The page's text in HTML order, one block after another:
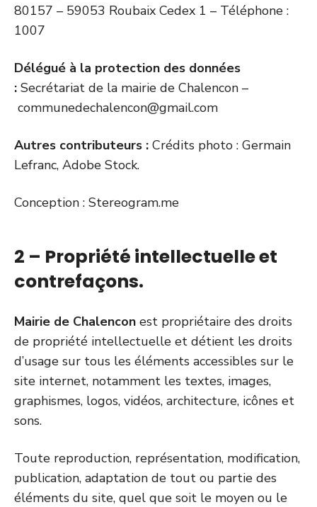
80157 – 59053 Roubaix Cedex 1 – Téléphone :
1007
Délégué à la protection des données
: Secrétariat de la mairie de Chalencon –
communedechalencon@gmail.com
Autres contributeurs : Crédits photo : Germain
Lefranc, Adobe Stock.
Conception : Stereogram.me
2 – Propriété intellectuelle et
contrefaçons.
Mairie de Chalencon est propriétaire des droits
de propriété intellectuelle et détient les droits
d’usage sur tous les éléments accessibles sur le
site internet, notamment les textes, images,
graphismes, logos, vidéos, architecture, icônes et
sons.
Toute reproduction, représentation, modification,
publication, adaptation de tout ou partie des
éléments du site, quel que soit le moyen ou le